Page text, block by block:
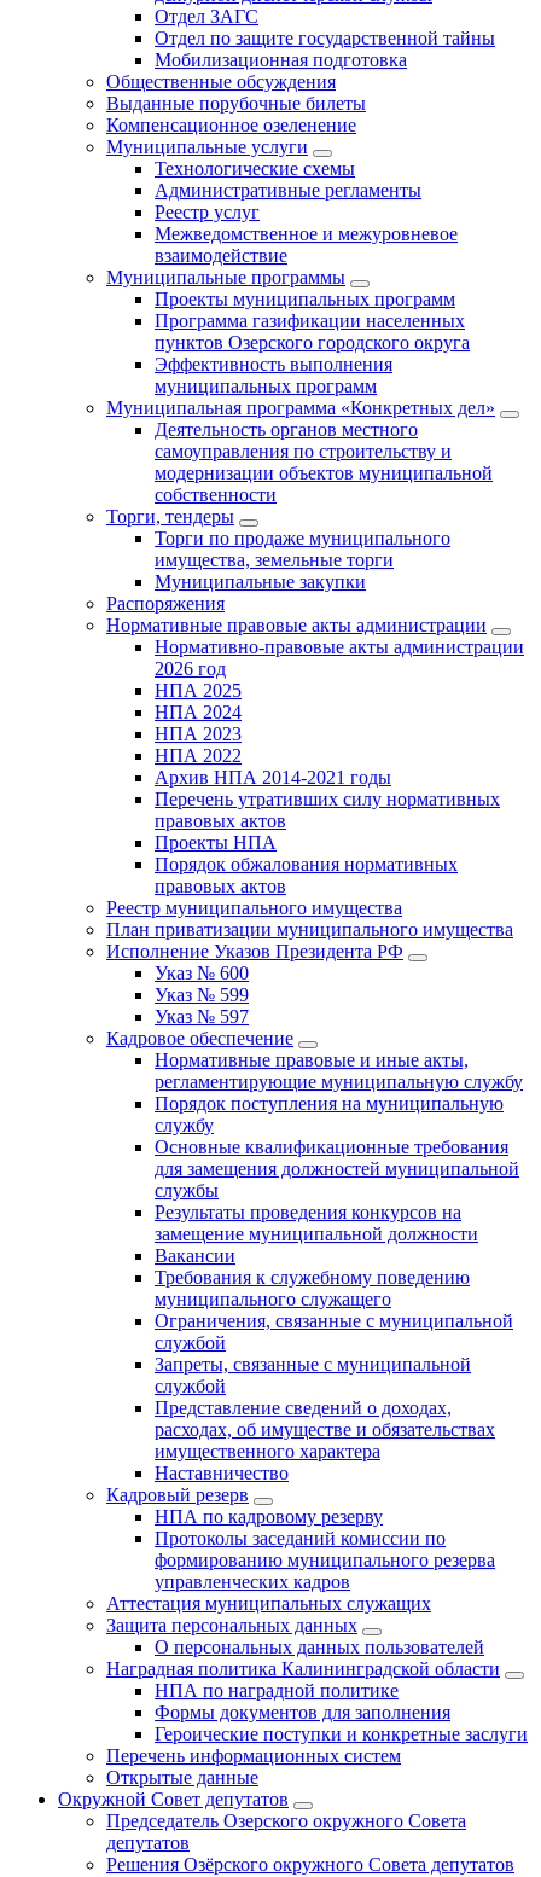
Отдел ЗАГС
Отдел по защите государственной тайны
Мобилизационная подготовка
Общественные обсуждения
Выданные порубочные билеты
Компенсационное озеленение
Муниципальные услуги
Технологические схемы
Административные регламенты
Реестр услуг
Межведомственное и межуровневое
взаимодействие
Муниципальные программы
Проекты муниципальных программ
Программа газификации населенных
пунктов Озерского городского округа
Эффективность выполнения
муниципальных программ
Муниципальная программа «Конкретных дел»
Деятельность органов местного
самоуправления по строительству и
модернизации объектов муниципальной
собственности
Торги, тендеры
Торги по продаже муниципального
имущества, земельные торги
Муниципальные закупки
Распоряжения
Нормативные правовые акты администрации
Нормативно-правовые акты администрации
2026 год
НПА 2025
НПА 2024
НПА 2023
НПА 2022
Архив НПА 2014-2021 годы
Перечень утративших силу нормативных
правовых актов
Проекты НПА
Порядок обжалования нормативных
правовых актов
Реестр муниципального имущества
План приватизации муниципального имущества
Исполнение Указов Президента РФ
Указ № 600
Указ № 599
Указ № 597
Кадровое обеспечение
Нормативные правовые и иные акты,
регламентирующие муниципальную службу
Порядок поступления на муниципальную
службу
Основные квалификационные требования
для замещения должностей муниципальной
службы
Результаты проведения конкурсов на
замещение муниципальной должности
Вакансии
Требования к служебному поведению
муниципального служащего
Ограничения, связанные с муниципальной
службой
Запреты, связанные с муниципальной
службой
Представление сведений о доходах,
расходах, об имуществе и обязательствах
имущественного характера
Наставничество
Кадровый резерв
НПА по кадровому резерву
Протоколы заседаний комиссии по
формированию муниципального резерва
управленческих кадров
Аттестация муниципальных служащих
Защита персональных данных
О персональных данных пользователей
Наградная политика Калининградской области
НПА по наградной политике
Формы документов для заполнения
Героические поступки и конкретные заслуги
Перечень информационных систем
Открытые данные
Окружной Совет депутатов
Председатель Озерского окружного Совета
депутатов
Решения Озёрского окружного Совета депутатов